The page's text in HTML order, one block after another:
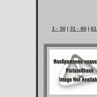
1 - 30| 31 - 60|